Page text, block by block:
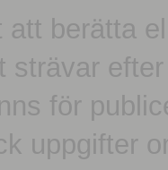
att berätta
strävar
för
uppgifter